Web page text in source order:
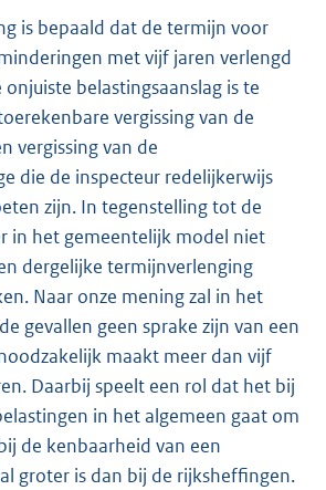
is bepaald dat de termijn voor
met vijf jaren verlengd
belastingsaanslag is te
vergissing van de
vergissing van de
die de inspecteur redelijkerwijs
zijn. In tegenstelling tot de
in het gemeentelijk model niet
dergelijke termijnverlenging
Naar onze mening zal in het
gevallen geen sprake zijn van een
maakt meer dan vijf
Daarbij speelt een rol dat het bij
in het algemeen gaat om
de kenbaarheid van een
groter is dan bij de rijksheffingen.